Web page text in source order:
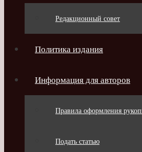
Редакционный совет
Политика издания
Информация для авторов
Правила оформления
Подать статью